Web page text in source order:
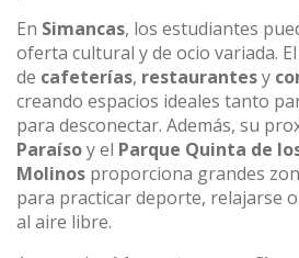
En Simancas, los estudiantes
oferta cultural y de ocio variada.
de cafeterías, restaurantesy
creando espacios ideales tanto
para desconectar. Además, su
Paraísoy el Parque Quinta de
Molinos proporciona grandes
para practicar deporte, relajarse
al aire libre.